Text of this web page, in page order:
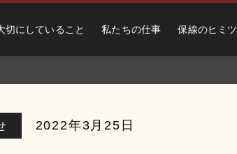
切にしていること 私たちの仕事 保線のヒミツ
2022年3月25日